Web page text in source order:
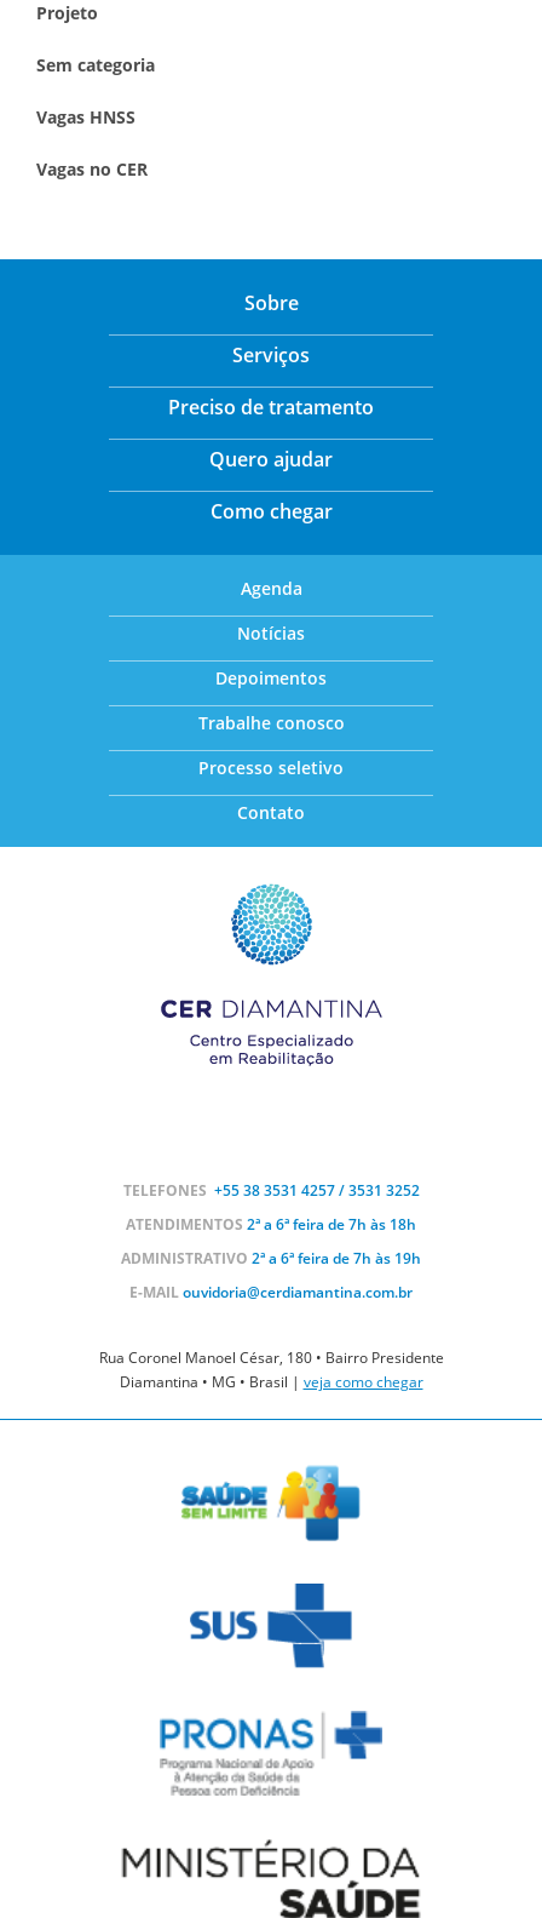
Projeto
Sem categoria
Vagas HNSS
Vagas no CER
Sobre
Serviços
Preciso de tratamento
Quero ajudar
Como chegar
Agenda
Notícias
Depoimentos
Trabalhe conosco
Processo seletivo
Contato
TELEFONES +55 383531 4257 / 3531 3252
ATENDIMENTOS 2ª a 6ª feira de 7h às 18h
ADMINISTRATIVO 2ª a 6ª feira de 7h às 19h
E-MAILouvidoria@cerdiamantina.com.br
Rua Coronel Manoel César, 180 • Bairro Presidente
Diamantina • MG • Brasil | veja como chegar